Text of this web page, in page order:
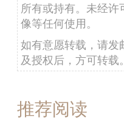
所有或持有。未经
像等任何使用。
如有意愿转载，请发
及授权后，方可转载。
推荐阅读